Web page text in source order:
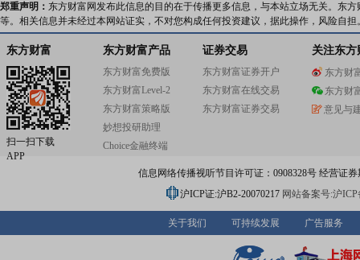
郑重声明： 东方财富网发布此信息的目的在于传播更多信息，与本站立场无关。东
等。相关信息并未经过本网站证实，不对您构成任何投资建议，据此操作，风险自担